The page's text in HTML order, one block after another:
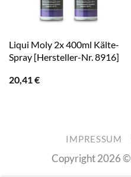
Liqui Moly 2x 400ml Kälte-
Spray [Hersteller-Nr. 8916]
20,41€
IMPRESSUM
Copyright 2026 ©